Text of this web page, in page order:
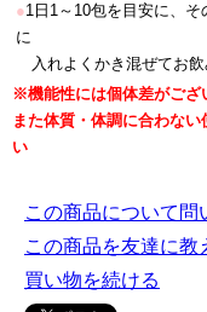
●1日1～10包を目安に、
に
入れよくかき混ぜてお飲
※機能性には個体差がござ
また体質・体調に合わな
い
この商品について問
この商品を友達に教
買い物を続ける